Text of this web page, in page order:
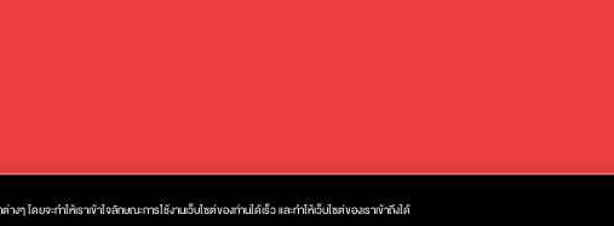
มปลอดภัยไซเบอร์ นโยบายคุกกี้
ดยจะทำให้เราเข้าใจลักษณะการใช้งานเว็บไซต์ของท่านได้เร็ว และทำให้เว็บไซต์ของเราเข้าถึงได้